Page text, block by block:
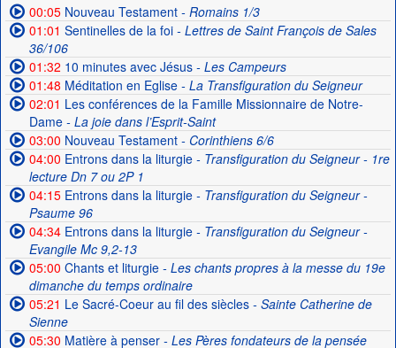
00:05Nouveau Testament- Romains 1/3
01:01 Sentinelles de la foi- Lettres de Saint François de Sales
36/106
01:32 10 minutes avec Jésus- Les Campeurs
01:48 Méditation en Eglise- La Transfiguration du Seigneur
02:01 Les conférences de la Famille Missionnaire de Notre-
Dame- La joie dans l’Esprit-Saint
03:00 Nouveau Testament- Corinthiens 6/6
04:00 Entrons dans la liturgie- Transfiguration du Seigneur - 1re
lecture Dn 7 ou 2P 1
04:15Entrons dans la liturgie- Transfiguration du Seigneur -
Psaume 96
04:34Entrons dans la liturgie- Transfiguration du Seigneur -
Evangile Mc 9,2-13
05:00 Chants et liturgie- Les chants propres à la messe du 19e
dimanche du temps ordinaire
05:21 Le Sacré-Coeur au fil des siècles- Sainte Catherine de
Sienne
05:30 Matière à penser- Les Pères fondateurs de la pensée